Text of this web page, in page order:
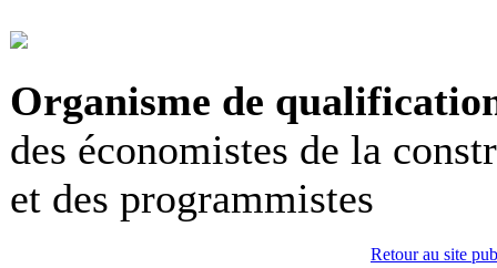
Organisme de
des économistes de la
et des programmistes
Retour au site